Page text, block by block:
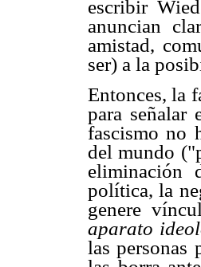
escribir
anuncian
amistad,
ser) a la
Entonces, la
para señalar
fascismo no
del mundo
eliminación
política, la
genere
aparato
las personas